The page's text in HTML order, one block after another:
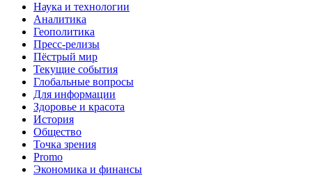
Наука и технологии
Аналитика
Геополитика
Пресс-релизы
Пёстрый мир
Текущие события
Глобальные вопросы
Для информации
Здоровье и красота
История
Общество
Точка зрения
Promo
Экономика и финансы